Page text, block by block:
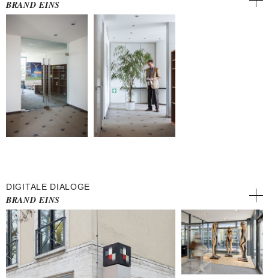
BRAND EINS
DIGITALE DIALOGE
BRAND EINS